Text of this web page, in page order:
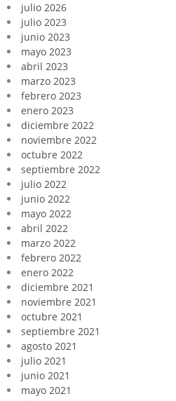
julio 2026
julio 2023
junio 2023
mayo 2023
abril 2023
marzo 2023
febrero 2023
enero 2023
diciembre 2022
noviembre 2022
octubre 2022
septiembre 2022
julio 2022
junio 2022
mayo 2022
abril 2022
marzo 2022
febrero 2022
enero 2022
diciembre 2021
noviembre 2021
octubre 2021
septiembre 2021
agosto 2021
julio 2021
junio 2021
mayo 2021